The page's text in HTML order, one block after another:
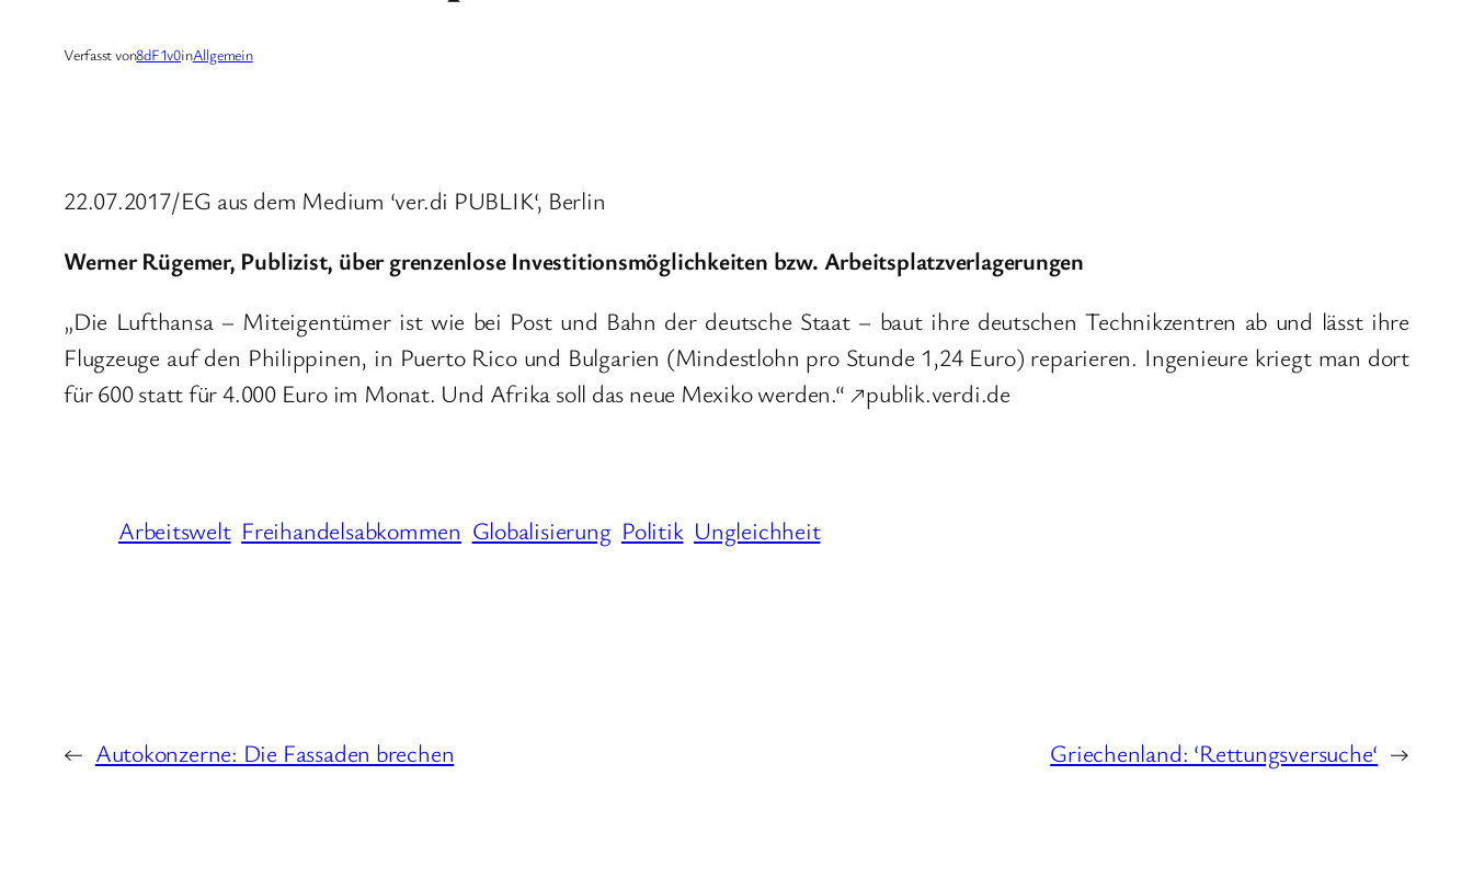
Verfasst von8dF1v0inAllgemein
22.07.2017/EG aus dem Medium ‘ver.di PUBLIK‘, Berlin
Werner Rügemer, Publizist, über grenzenlose Investitionsmöglichkeiten bzw. Arbeitsplatzverlagerungen
„Die Lufthansa – Miteigentümer ist wie bei Post und Bahn der deutsche Staat – baut ihre deutschen Technikzentren ab und lässt ihre
Flugzeuge auf den Philippinen, in Puerto Rico und Bulgarien (Mindestlohn pro Stunde 1,24 Euro) reparieren. Ingenieure kriegt man dort
für 600 statt für 4.000 Euro im Monat. Und Afrika soll das neue Mexiko werden.“ ↗publik.verdi.de
Arbeitswelt Freihandelsabkommen Globalisierung Politik Ungleichheit
← Autokonzerne: Die Fassaden brechen Griechenland: ‘Rettungsversuche‘ →